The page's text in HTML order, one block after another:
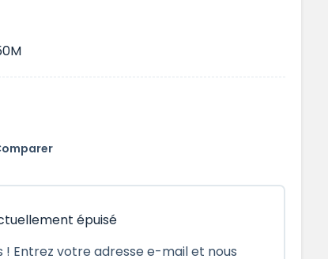
épuisé
! Entrez votre adresse e-mail et nous